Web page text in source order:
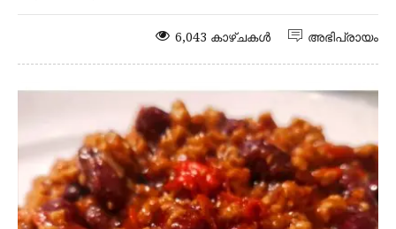
അഭിപ്രായം
6,043 കാഴ്ചകൾ